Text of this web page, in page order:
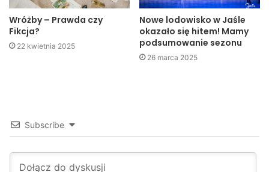
Sylwia Binkowicz
Jaslonet.pl
Wróżby – Prawda czy
Fikcja?
22 kwietnia 2025
Nowe lodowisko w Jaśle
okazało się hitem! Mamy
podsumowanie sezonu
26 marca 2025
Subscribe